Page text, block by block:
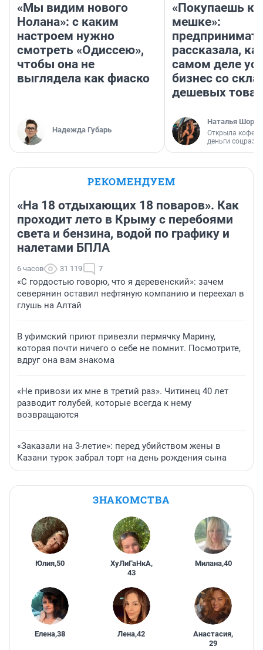
«Мы видим нового
Нолана»: с каким
настроем нужно
смотреть «Одиссею»,
чтобы она не
выглядела как фиаско
Надежда Губарь
«Покупаешь
мешке»:
рассказала,
самом деле
бизнес со
дешевых
Наталья
Открыла
деньги
РЕКОМЕНДУЕМ
«На 18 отдыхающих 18 поваров». Как
проходит лето в Крыму с перебоями
света и бензина, водой по графику и
налетами БПЛА
6 часов 31 119 7
«С гордостью говорю, что я деревенский»: зачем
северянин оставил нефтяную компанию и переехал в
глушь на Алтай
В уфимский приют привезли пермячку Марину,
которая почти ничего о себе не помнит. Посмотрите,
вдруг она вам знакома
«Не привози их мне в третий раз». Читинец 40 лет
разводит голубей, которые всегда к нему
возвращаются
«Заказали на 3-летие»: перед убийством жены в
Казани турок забрал торт на день рождения сына
ЗНАКОМСТВА
Юлия,50 ХуЛиГаНкА,
43
Милана,40
Елена,38 Лена,42 Анастасия,
29